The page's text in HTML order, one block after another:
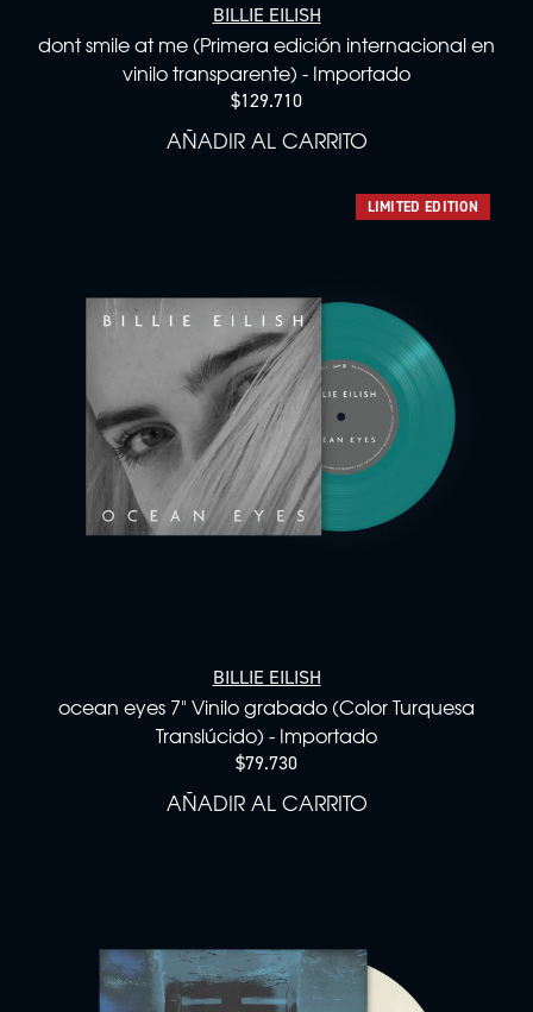
BILLIE EILISH
dont smile at me (Primera edición internacional en
vinilo transparente) - Importado
$129.710
AÑADIR DONT SMILE AT
AÑADIR AL CARRITO
LIMITED EDITION
BILLIE EILISH
ocean eyes 7" Vinilo grabado (Color Turquesa
Translúcido) - Importado
$79.730
AÑADIR OCEAN EYES 7"
AÑADIR AL CARRITO